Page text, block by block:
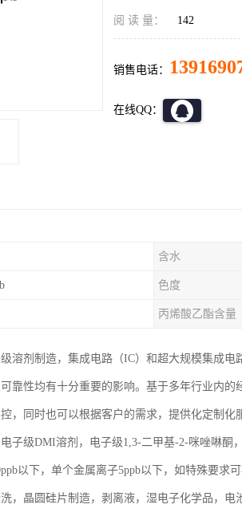
阅 读 量： 142
销售电话：
在线QQ：
含水
色度
丙烯酸乙酯含量
溶剂制造，集成电路（IC）和超大规模集成
靠性均有十分重要的影响。基于多年行业内
，同时也可以根据客户的需求，提供化定制化
子级DMI溶剂，电子级1,3-二甲基-2-咪唑啉酮
以下，单个金属离子5ppb以下，如特殊要求
，晶圆硅片制造，剥离液，湿电子化学品，电